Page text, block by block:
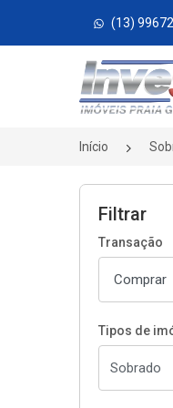
(13)
Página
Início
Filtrar
Transação
Tipos de